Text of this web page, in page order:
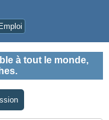
Emploi
à tout le monde,